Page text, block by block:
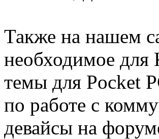
Также на нашем
необходимое
темы для Pocket
по работе с
девайсы на